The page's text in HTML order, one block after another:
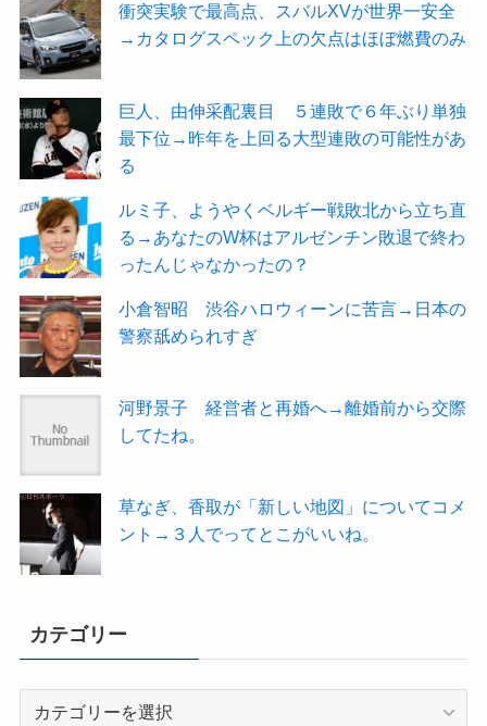
衝突実験で最高点、スバルXVが世界一安全
→カタログスペック上の欠点はほぼ燃費のみ
巨人、由伸采配裏目 ５連敗で６年ぶり単独
最下位→昨年を上回る大型連敗の可能性があ
る
ルミ子、ようやくベルギー戦敗北から立ち直
る→あなたのW杯はアルゼンチン敗退で終わ
ったんじゃなかったの？
小倉智昭 渋谷ハロウィーンに苦言→日本の
警察舐められすぎ
河野景子 経営者と再婚へ→離婚前から交際
してたね。
草なぎ、香取が「新しい地図」についてコメ
ント→３人でってとこがいいね。
カテゴリー